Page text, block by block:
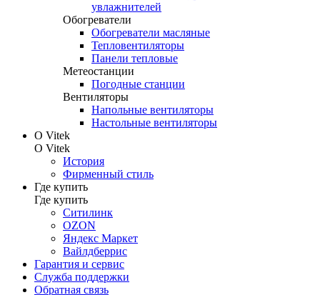
увлажнителей
Обогреватели
Обогреватели масляные
Тепловентиляторы
Панели тепловые
Метеостанции
Погодные станции
Вентиляторы
Напольные вентиляторы
Настольные вентиляторы
О Vitek
О Vitek
История
Фирменный стиль
Где купить
Где купить
Ситилинк
OZON
Яндекс Маркет
Вайлдберрис
Гарантия и сервис
Служба поддержки
Обратная связь